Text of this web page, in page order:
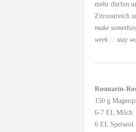
mehr dürfen
Zitrusstreich
make
week :: stay
Rosmarin-
150 g
6-7 EL Milch
6 EL Speiseöl